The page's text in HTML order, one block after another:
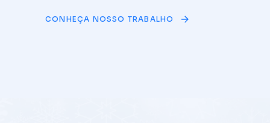
CONHEÇA NOSSO TRABALHO